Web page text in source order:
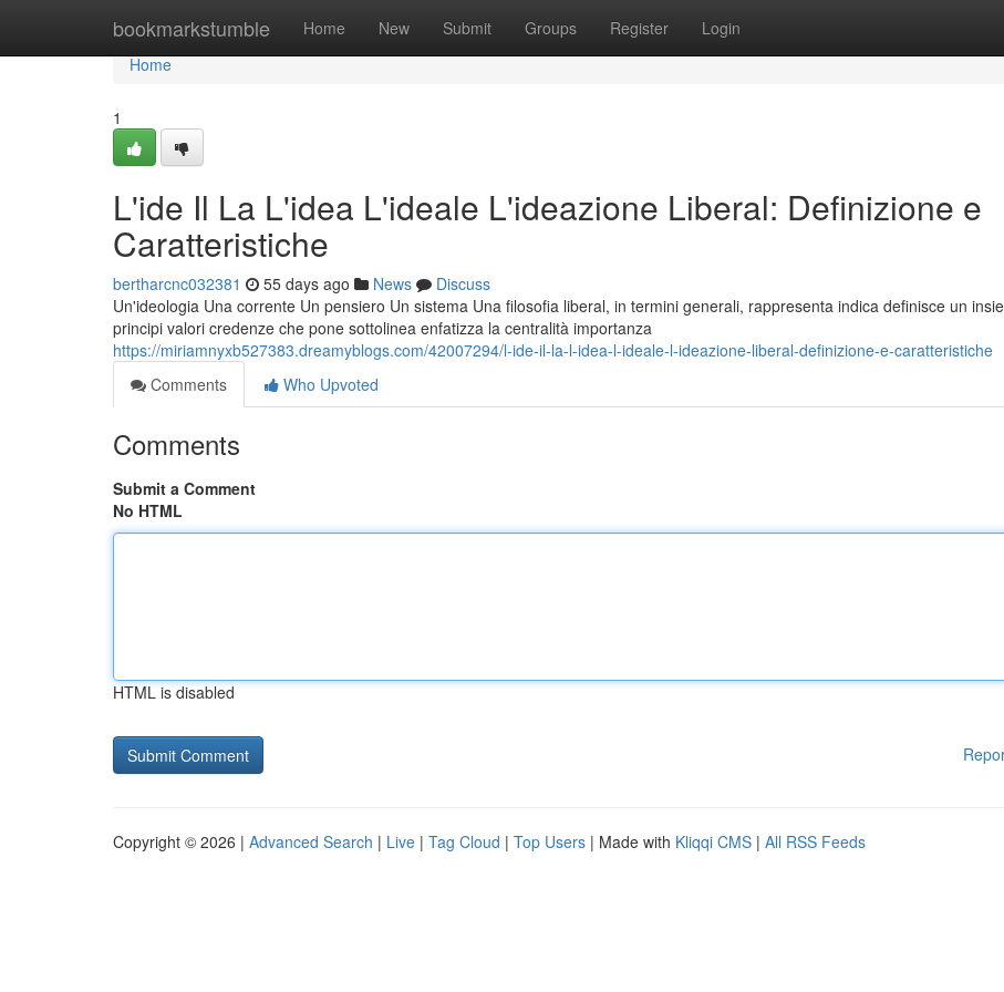
bookmarkstumble Home New Submit Groups Register Login
Home
Home
1
L'ide Il La L'idea L'ideale L'ideazione Liberal: Definizione e
Caratteristiche
bertharcnc032381 55 days ago News
Discuss
Un'ideologia Una corrente Un pensiero Un sistema Una filosofia liberal, in termini generali, rappresenta indica definisce un
principi valori credenze che pone sottolinea enfatizza la centralità importanza
https://miriamnyxb527383.dreamyblogs.com/42007294/l-ide-il-la-l-idea-l-ideale-l-ideazione-liberal-definizione-e-caratteristiche
Comments
Who Upvoted
Comments
Submit a Comment
No HTML
HTML is disabled
Copyright © 2026 | Advanced Search | Live | Tag Cloud | Top Users | Made with Kliqqi CMS | All RSS Feeds